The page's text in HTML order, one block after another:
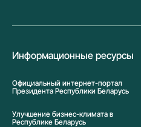
Информационные ресурсы
Официальный интернет-портал
Президента Республики Беларусь
Улучшение бизнес-климата в
Республике Беларусь